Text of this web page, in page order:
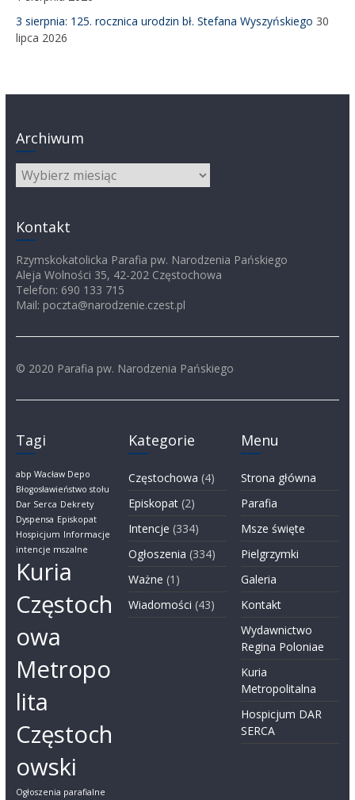
3 sierpnia: 125. rocznica urodzin bł. Stefana Wyszyńskiego 30
lipca 2026
Archiwum
Archiwum
Kontakt
Rzymskokatolicka Parafia pw. Narodzenia Pańskiego
Aleja Wolności 35, 42-202 Częstochowa
Telefon: 690 133 715
Mail: poczta@narodzenie.czest.pl
© 2020 Parafia pw. Narodzenia Pańskiego
Tagi
abp Wacław Depo
Błogosławieństwo stołu
Dar Serca Dekrety
Dyspensa Episkopat
Hospicjum Informacje
intencje mszalne
Kuria
Częstoch
owa
Metropo
lita
Częstoch
owski
Ogłoszenia parafialne
Kategorie
Częstochowa (4)
Episkopat (2)
Intencje (334)
Ogłoszenia (334)
Ważne (1)
Wiadomości (43)
Menu
Strona główna
Parafia
Msze święte
Pielgrzymki
Galeria
Kontakt
Wydawnictwo
Regina Poloniae
Kuria
Metropolitalna
Hospicjum DAR
SERCA